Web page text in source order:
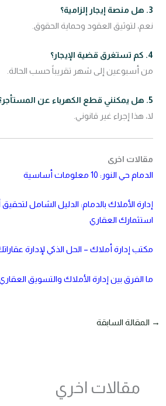
3. هل منصة إيجار إلزامية؟
نعم، لتوثيق العقود وحماية الحقوق.
4. كم تستغرق قضية الإيجار؟
من أسبوعين إلى شهر تقريباً حسب الحالة.
5. هل يمكنني قطع الكهرباء عن المستأجر؟
لا، هذا إجراء غير قانوني.
مقالات اخرى
الدمام حي النور: 10 معلومات أساسية
إدارة الأملاك بالدمام: الدليل الشامل
استثمارك العقاري
مكتب إدارة أملاك – الحل الذكي لإدارة عقاراتك
ما الفرق بين إدارة الأملاك والتسويق
→ المقالة السابقة
مقالات اخري